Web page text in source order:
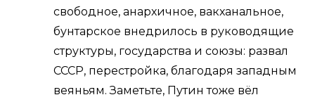
свободное, анархичное, вакханальное,
бунтарское внедрилось в руководящие
структуры, государства и союзы: развал
СССР, перестройка, благодаря западным
веяньям. Заметьте, Путин тоже вёл